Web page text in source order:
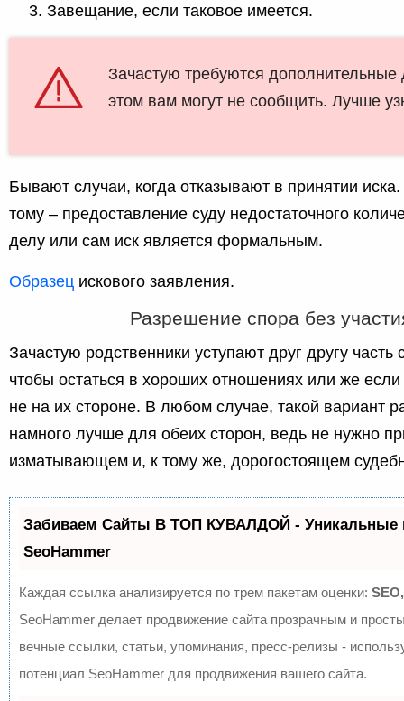
Завещание, если таковое имеется.
Зачастую требуются
этом вам могут не сообщить. Лучше
Бывают случаи, когда отказывают в принятии
тому – предоставление суду недостаточного
делу или сам иск является формальным.
Образец искового заявления.
Разрешение спора без
Зачастую родственники уступают друг другу часть
чтобы остаться в хороших отношениях или же
не на их стороне. В любом случае, такой вариант
намного лучше для обеих сторон, ведь не нужно
изматывающем и, к тому же, дорогостоящем
Забиваем Сайты В ТОП КУВАЛДОЙ - Уникальные
SeoHammer
Каждая ссылка анализируется по трем пакетам оценки:
SeoHammer делает продвижение сайта прозрачным и
вечные ссылки, статьи, упоминания, пресс-релизы -
потенциал SeoHammer для продвижения вашего сайта.